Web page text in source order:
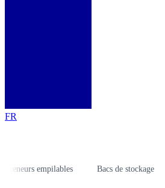
FR
empilables Bacs de stockage